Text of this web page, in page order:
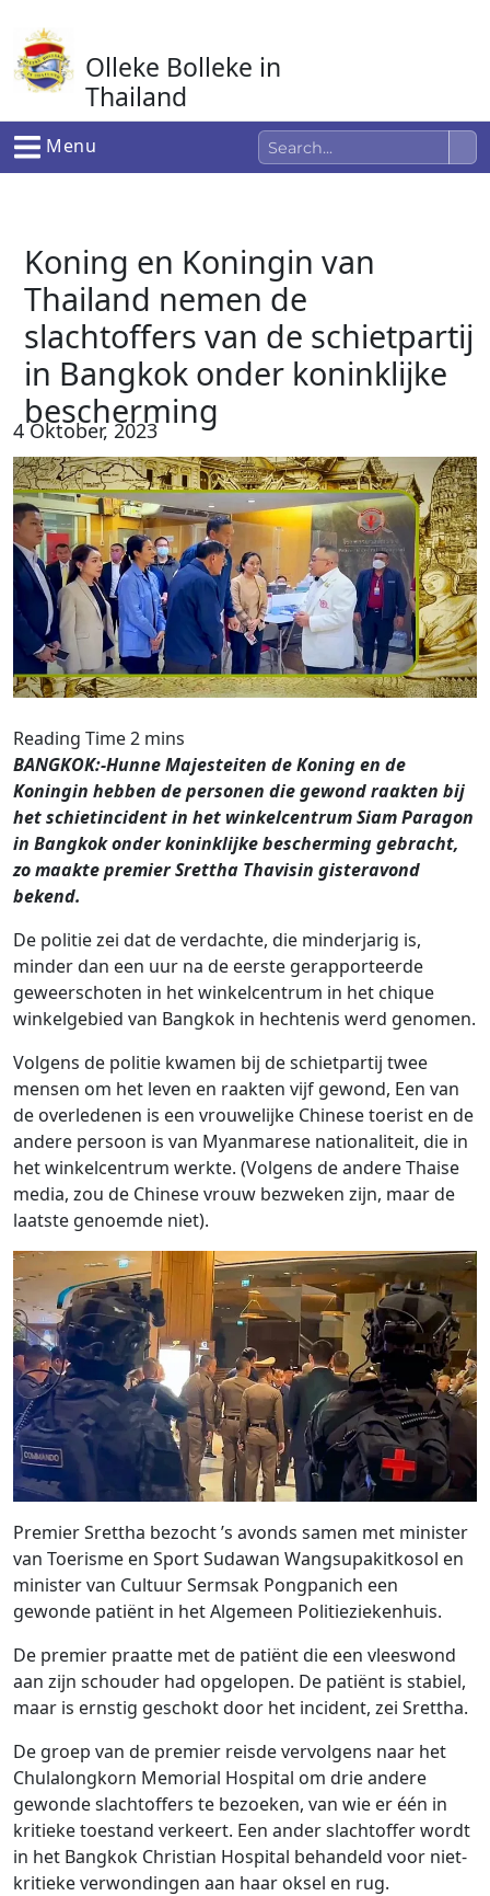
naar
de
inhoud
Olleke Bolleke in
Thailand
In Thailand
Menu
Koning en Koningin van
Thailand nemen de
slachtoffers van de schietpartij
in Bangkok onder koninklijke
bescherming
4 Oktober, 2023
BANGKOK:-Hunne Majesteiten de Koning en de
Koningin hebben de personen die gewond raakten bij
het schietincident in het winkelcentrum Siam Paragon
in Bangkok onder koninklijke bescherming gebracht,
zo maakte premier Srettha Thavisin gisteravond
bekend.
De politie zei dat de verdachte, die minderjarig is,
minder dan een uur na de eerste gerapporteerde
geweerschoten in het winkelcentrum in het chique
winkelgebied van Bangkok in hechtenis werd genomen.
Volgens de politie kwamen bij de schietpartij twee
mensen om het leven en raakten vijf gewond, Een van
de overledenen is een vrouwelijke Chinese toerist en de
andere persoon is van Myanmarese nationaliteit, die in
het winkelcentrum werkte. (Volgens de andere Thaise
media, zou de Chinese vrouw bezweken zijn, maar de
laatste genoemde niet).
Premier Srettha bezocht ’s avonds samen met minister
van Toerisme en Sport Sudawan Wangsupakitkosol en
minister van Cultuur Sermsak Pongpanich een
gewonde patiënt in het Algemeen Politieziekenhuis.
De premier praatte met de patiënt die een vleeswond
aan zijn schouder had opgelopen. De patiënt is stabiel,
maar is ernstig geschokt door het incident, zei Srettha.
De groep van de premier reisde vervolgens naar het
Chulalongkorn Memorial Hospital om drie andere
gewonde slachtoffers te bezoeken, van wie er één in
kritieke toestand verkeert. Een ander slachtoffer wordt
in het Bangkok Christian Hospital behandeld voor niet-
kritieke verwondingen aan haar oksel en rug.